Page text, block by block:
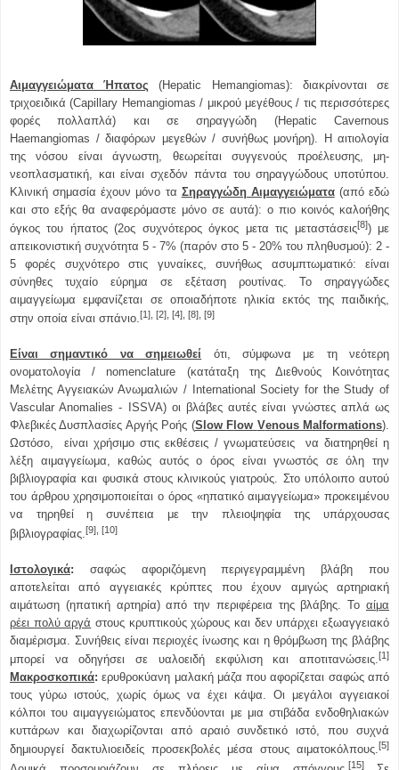
Αιμαγγειώματα Ήπατος (Hepatic Hemangiomas): διακρίνονται σε
τριχοειδικά (Capillary Hemangiomas / μικρού μεγέθους / τις περισσότερες
φορές πολλαπλά) και σε σηραγγώδη (Hepatic Cavernous
Haemangiomas / διαφόρων μεγεθών / συνήθως μονήρη). Η αιτιολογία
της νόσου είναι άγνωστη, θεωρείται συγγενούς προέλευσης, μη-
νεοπλασματική, και είναι σχεδόν πάντα του σηραγγώδους υποτύπου.
Κλινική σημασία έχουν μόνο τα Σηραγγώδη Αιμαγγειώματα(από εδώ
και στο εξής θα αναφερόμαστε μόνο σε αυτά): ο πιο κοινός καλοήθης
όγκος του ήπατος (2ος συχνότερος όγκος μετα τις μεταστάσεις[8]) με
απεικονιστική συχνότητα 5 - 7% (παρόν στο 5 - 20% του πληθυσμού): 2 -
5 φορές συχνότερο στις γυναίκες, συνήθως ασυμπτωματικό: είναι
σύνηθες τυχαίο εύρημα σε εξέταση ρουτίνας. Το σηραγγώδες
αιμαγγείωμα εμφανίζεται σε οποιαδήποτε ηλικία εκτός της παιδικής,
στην οποία είναι σπάνιο.[1], [2], [4], [8], [9]
Είναι σημαντικό να σημειωθεί ότι, σύμφωνα με τη νεότερη
ονοματολογία / nomenclature (κατάταξη της Διεθνούς Κοινότητας
Μελέτης Αγγειακών Ανωμαλιών / International Society for the Study of
Vascular Anomalies - ISSVA) οι βλάβες αυτές είναι γνώστες απλά ως
Φλεβικές Δυσπλασίες Αργής Ροής (S low F low Venous Malformations).
Ωστόσο, είναι χρήσιμο στις εκθέσεις / γνωματεύσεις να διατηρηθεί η
λέξη αιμαγγείωμα, καθώς αυτός ο όρος είναι γνωστός σε όλη την
βιβλιογραφία και φυσικά στους κλινικούς γιατρούς. Στο υπόλοιπο αυτού
του άρθρου χρησιμοποιείται ο όρος «ηπατικό αιμαγγείωμα» προκειμένου
να τηρηθεί η συνέπεια με την πλειοψηφία της υπάρχουσας
βιβλιογραφίας. [9], [10]
Ιστολογικά: σαφώς αφοριζόμενη περιγεγραμμένη βλάβη που
αποτελείται από αγγειακές κρύπτες που έχουν αμιγώς αρτηριακή
αιμάτωση (ηπατική αρτηρία) από την περιφέρεια της βλάβης. Το αίμα
ρέει πολύ αργά στους κρυπτικούς χώρους και δεν υπάρχει εξωαγγειακό
διαμέρισμα. Συνήθεις είναι περιοχές ίνωσης και η θρόμβωση της βλάβης
μπορεί να οδηγήσει σε υαλοειδή εκφύλιση και αποτιτανώσεις.[1]
Μακροσκοπικά: ερυθροκύανη μαλακή μάζα που αφορίζεται σαφώς από
τους γύρω ιστούς, χωρίς όμως να έχει κάψα. Οι μεγάλοι αγγειακοί
κόλποι του αιμαγγειώματος επενδύονται με μια στιβάδα ενδοθηλιακών
κυττάρων και διαχωρίζονται από αραιό συνδετικό ιστό, που συχνά
δημιουργεί δακτυλιοειδείς προσεκβολές μέσα στους αιματοκόλπους.[5]
[15]